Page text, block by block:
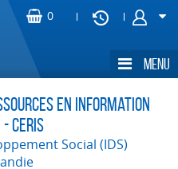
en Information
CERIS
Social (IDS)